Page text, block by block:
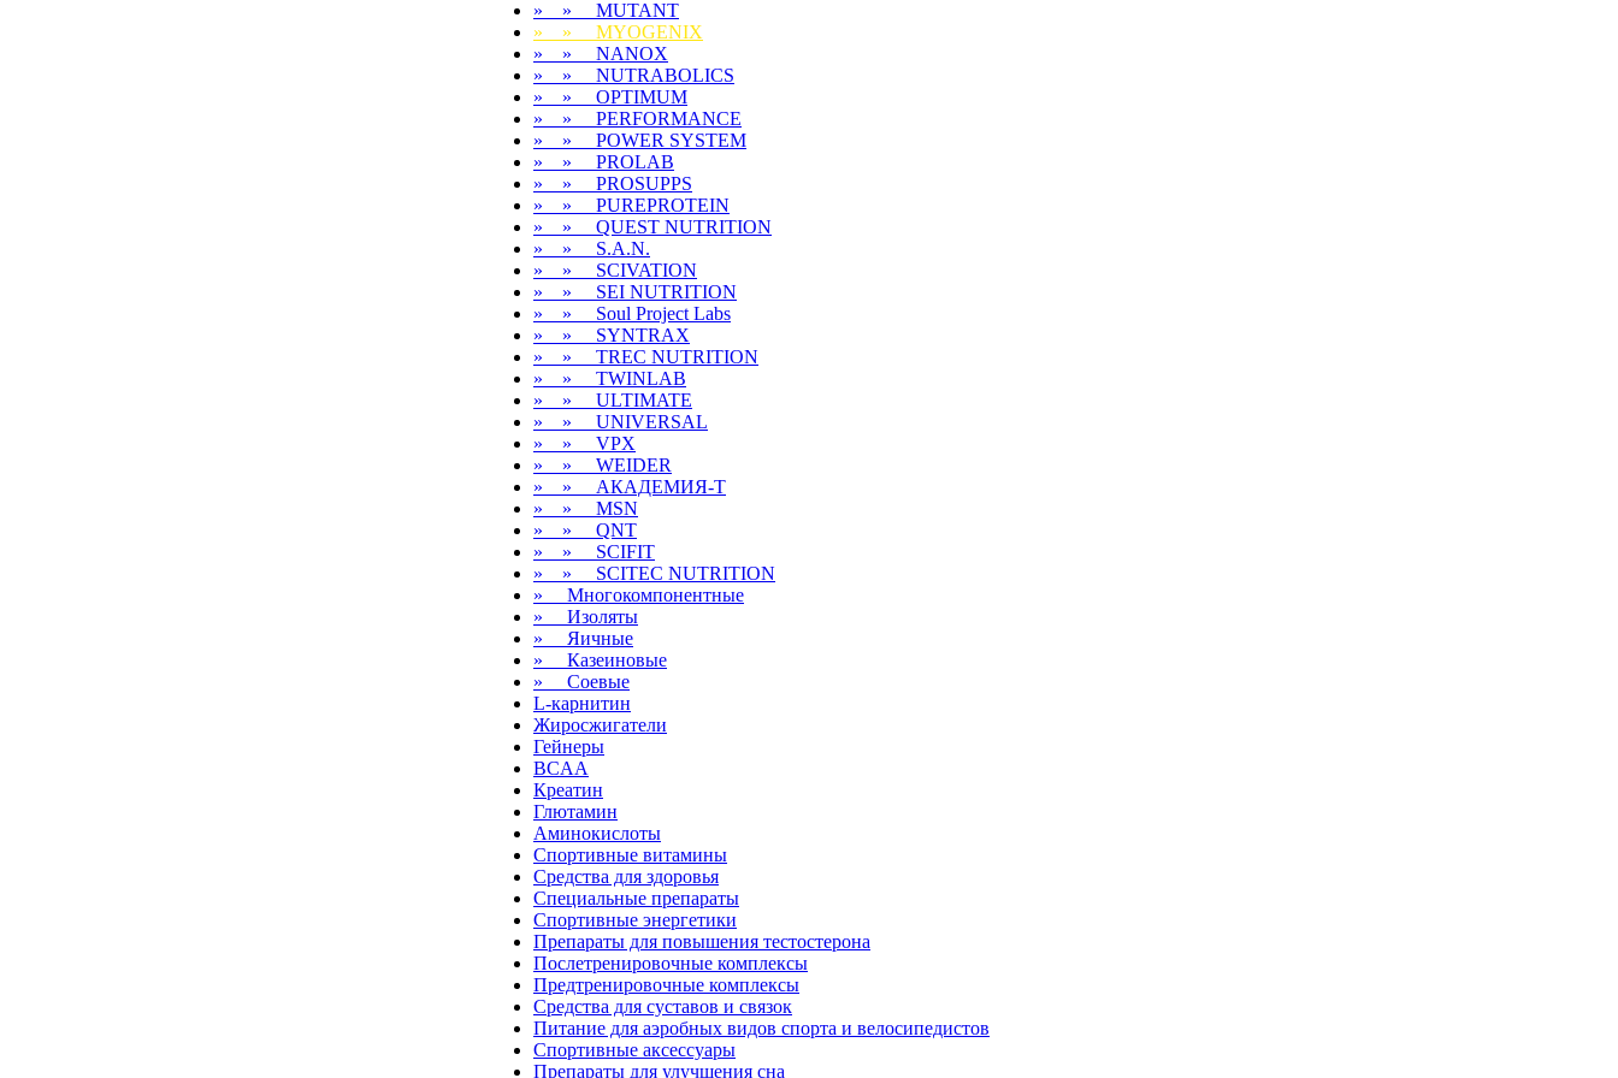
» » MUTANT
» » MYOGENIX
» » NANOX
» » NUTRABOLICS
» » OPTIMUM
» » PERFORMANCE
» » POWER SYSTEM
» » PROLAB
» » PROSUPPS
» » PUREPROTEIN
» » QUEST NUTRITION
» » S.A.N.
» » SCIVATION
» » SEI NUTRITION
» » Soul Project Labs
» » SYNTRAX
» » TREC NUTRITION
» » TWINLAB
» » ULTIMATE
» » UNIVERSAL
» » VPX
» » WEIDER
» » АКАДЕМИЯ-Т
» » MSN
» » QNT
» » SCIFIT
» » SCITEC NUTRITION
» Многокомпонентные
» Изоляты
» Яичные
» Казеиновые
» Соевые
L-карнитин
Жиросжигатели
Гейнеры
BCAA
Креатин
Глютамин
Аминокислоты
Спортивные витамины
Средства для здоровья
Специальные препараты
Спортивные энергетики
Препараты для повышения тестостерона
Послетренировочные комплексы
Предтренировочные комплексы
Средства для суставов и связок
Питание для аэробных видов спорта и велосипедистов
Спортивные аксессуары
Препараты для улучшения сна